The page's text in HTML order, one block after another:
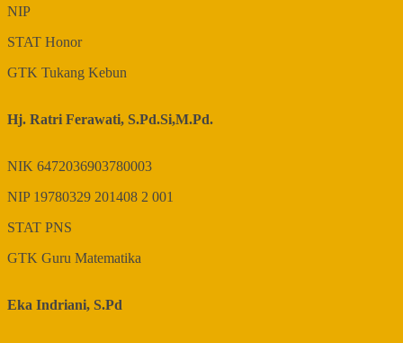
NIP
STAT Honor
GTK Tukang Kebun
Hj. Ratri Ferawati, S.Pd.Si,M.Pd.
NIK 6472036903780003
NIP 19780329 201408 2 001
STAT PNS
GTK Guru Matematika
Eka Indriani, S.Pd